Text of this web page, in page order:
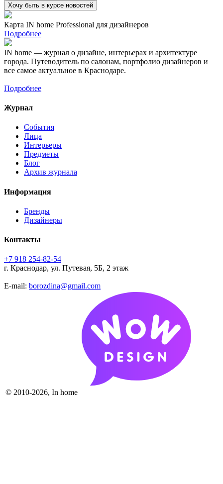
Карта IN home Professional для дизайнеров
Подробнее
IN home — журнал о дизайне, интерьерах и архитектуре
города. Путеводитель по салонам, портфолио дизайнеров и
все самое актуальное в Краснодаре.
Подробнее
Журнал
События
Лица
Интерьеры
Предметы
Блог
Архив журнала
Информация
Бренды
Дизайнеры
Контакты
+7 918 254-82-54
г. Краснодар, ул. Путевая, 5Б, 2 этаж
E-mail: borozdina@gmail.com
© 2010-2026, In home